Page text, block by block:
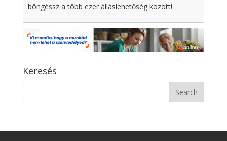
böngéssz a több ezer álláslehetőség között!
Keresés